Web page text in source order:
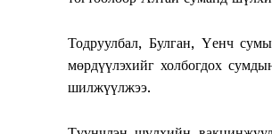
Тодруулбал, Булган, Үенч
мөрдүүлэхийг холбогдох
шилжүүлжээ.